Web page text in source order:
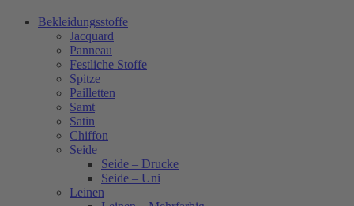
Bekleidungsstoffe
Jacquard
Panneau
Festliche Stoffe
Spitze
Pailletten
Samt
Satin
Chiffon
Seide
Seide – Drucke
Seide – Uni
Leinen